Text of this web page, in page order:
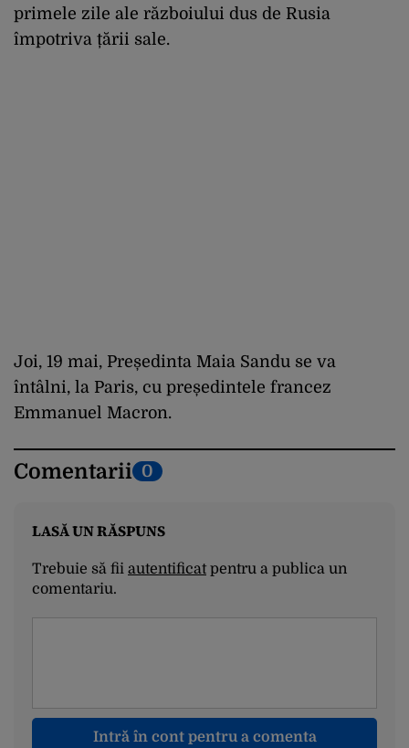
primele zile ale războiului dus de Rusia
împotriva țării sale.
Joi, 19 mai, Președinta Maia Sandu se va
întâlni, la Paris, cu președintele francez
Emmanuel Macron.
Comentarii 0
LASĂ UN RĂSPUNS
Trebuie să fii autentificatpentru a publica un
comentariu.
Intră în cont pentru a comenta